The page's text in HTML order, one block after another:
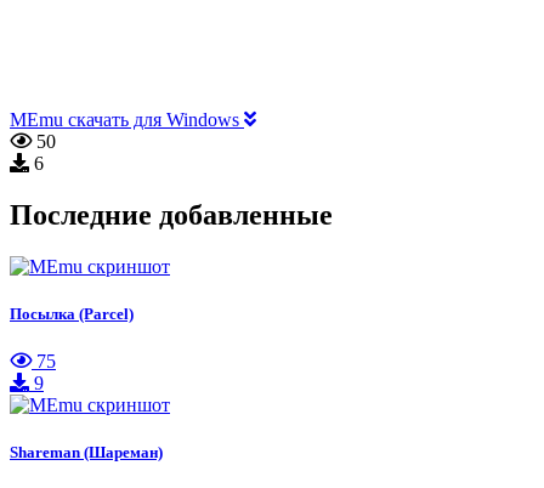
MEmu скачать для Windows
50
6
Последние добавленные
Посылка (Parcel)
75
9
Shareman (Шареман)